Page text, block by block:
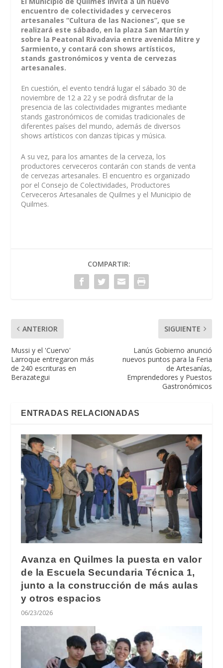
encuentro de colectividades y cerveceros
artesanales “Cultura de las Naciones”, que se
realizará este sábado, en la plaza San Martín y
sobre la Peatonal Rivadavia entre avenida Mitre y
Sarmiento, y contará con shows artísticos,
stands gastronómicos y venta de cervezas
artesanales.
En cuestión, el evento tendrá lugar el sábado 30 de
noviembre de 12 a 22 y se podrá disfrutar de la
presencia de las colectividades migrantes mediante
stands gastronómicos de comidas tradicionales de
diferentes países del mundo, además de diversos
shows artísticos con danzas típicas y música.
A su vez, para los amantes de la cerveza, los
productores cerveceros contarán con stands de venta
de cervezas artesanales. El encuentro es organizado
por el Consejo de Colectividades, Productores
Cerveceros Artesanales de Quilmes y el Municipio de
Quilmes.
COMPARTIR:
ANTERIOR
Mussi y el 'Cuervo'
Larroque entregaron más
de 240 escrituras en
Berazategui
SIGUIENTE
Lanús Gobierno anunció
nuevos puntos para la Feria
de Artesanías,
Emprendedores y Puestos
Gastronómicos
ENTRADAS RELACIONADAS
Avanza en Quilmes la puesta en valor
de la Escuela Secundaria Técnica 1,
junto a la construcción de más aulas
y otros espacios
06/23/2026